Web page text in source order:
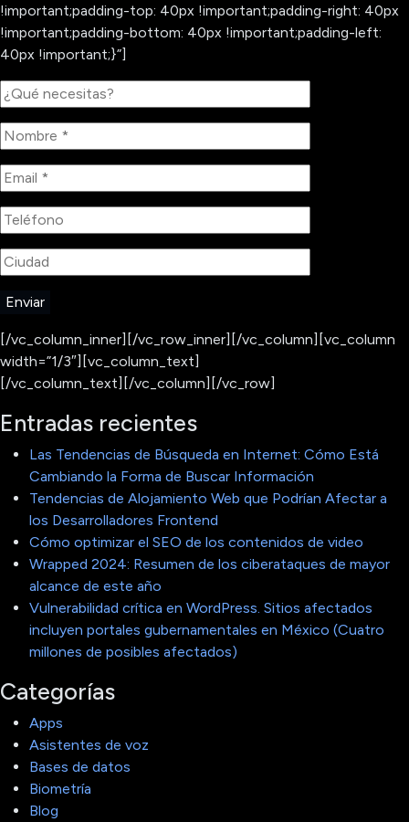
!important;padding-top: 40px !important;padding-right: 40px
!important;padding-bottom: 40px !important;padding-left:
40px !important;}”]
[/vc_column_inner][/vc_row_inner][/vc_column][vc_column
width=”1/3″][vc_column_text]
[/vc_column_text][/vc_column][/vc_row]
Entradas recientes
Las Tendencias de Búsqueda en Internet: Cómo Está
Cambiando la Forma de Buscar Información
Tendencias de Alojamiento Web que Podrían Afectar a
los Desarrolladores Frontend
Cómo optimizar el SEO de los contenidos de video
Wrapped 2024: Resumen de los ciberataques de mayor
alcance de este año
Vulnerabilidad crítica en WordPress. Sitios afectados
incluyen portales gubernamentales en México (Cuatro
millones de posibles afectados)
Categorías
Apps
Asistentes de voz
Bases de datos
Biometría
Blog